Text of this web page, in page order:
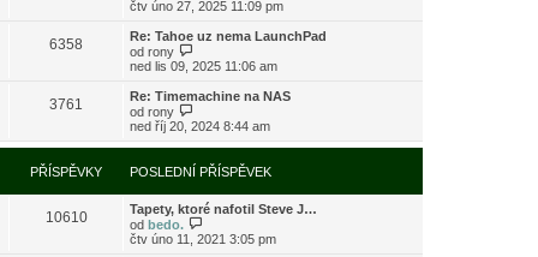
ě
e
ř
s
ě
e
o
l
d
í
ř
í
s
p
ě
v
e
k
o
r
z
i
p
o
s
l
e
d
í
ř
í
čtv úno 27, 2025 11:09 pm
6358
Re: Tahoe uz nema LaunchPad
od rony
o
r
z
i
t
p
o
s
l
e
d
ned lis 09, 2025 11:06 am
3761
Re: Timemachine na NAS
od rony
o
r
a
z
i
t
p
o
ned říj 20, 2024 8:44 am
PŘÍSPĚVKY POSLEDNÍ PŘÍSPĚVEK
10610
Tapety, ktoré nafotil Steve J…
od bedo.
o
čtv úno 11, 2021 3:05 pm